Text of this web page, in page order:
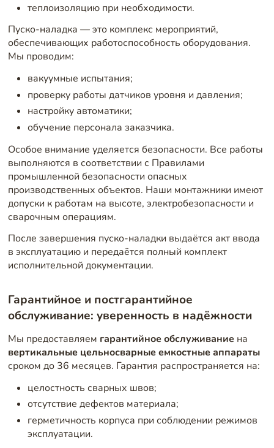
теплоизоляцию при необходимости.
Пуско-наладка — это комплекс мероприятий,
обеспечивающих работоспособность оборудования.
Мы проводим:
вакуумные испытания;
проверку работы датчиков уровня и давления;
настройку автоматики;
обучение персонала заказчика.
Особое внимание уделяется безопасности. Все работы
выполняются в соответствии с Правилами
промышленной безопасности опасных
производственных объектов. Наши монтажники имеют
допуски к работам на высоте, электробезопасности и
сварочным операциям.
После завершения пуско-наладки выдаётся акт ввода
в эксплуатацию и передаётся полный комплект
исполнительной документации.
Гарантийное и постгарантийное
обслуживание: уверенность в надёжности
Мы предоставляем гарантийное обслуживаниена
вертикальные цельносварные емкостные аппараты
сроком до 36 месяцев. Гарантия распространяется на:
целостность сварных швов;
отсутствие дефектов материала;
герметичность корпуса при соблюдении режимов
эксплуатации.